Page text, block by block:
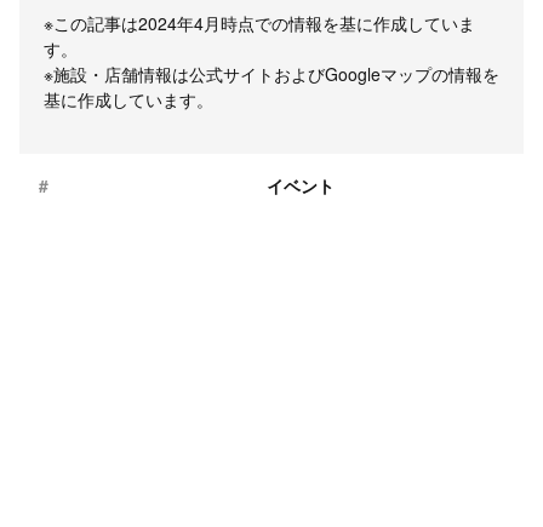
※この記事は2024年4月時点での情報を基に作成していま
す。
※施設・店舗情報は公式サイトおよびGoogleマップの情報を
基に作成しています。
# イベント